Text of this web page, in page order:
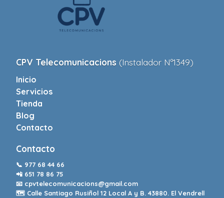
CPV Telecomunicacions (Instalador Nº1349)
Inicio
Servicios
Tienda
Blog
Contacto
Contacto
📞 977 68 44 66
📲 651 78 86 75
📧 cpvtelecomunicacions@gmail.com
🗺️ Calle Santiago Rusiñol 12 Local A y B. 43880. El Vendrell